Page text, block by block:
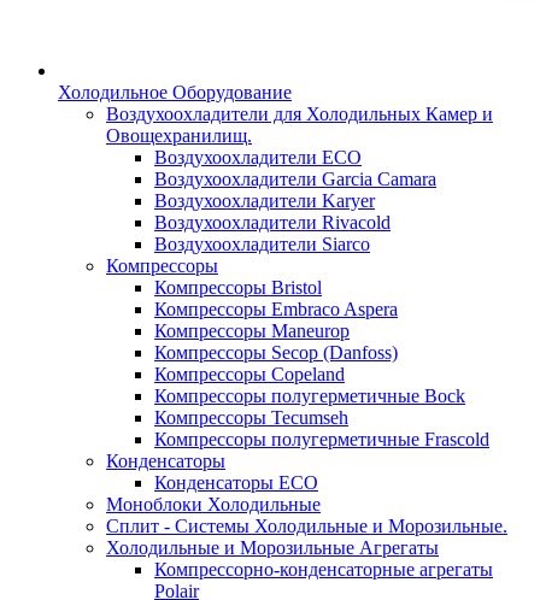
Холодильное Оборудование
Воздухоохладители для Холодильных Камер и
Овощехранилищ.
Воздухоохладители ECO
Воздухоохладители Garcia Camara
Воздухоохладители Karyer
Воздухоохладители Rivacold
Воздухоохладители Siarco
Компрессоры
Компрессоры Bristol
Компрессоры Embraco Aspera
Компрессоры Maneurop
Компрессоры Secop (Danfoss)
Компрессоры Copeland
Компрессоры полугерметичные Bock
Компрессоры Tecumseh
Компрессоры полугерметичные Frascold
Конденсаторы
Конденсаторы ECO
Моноблоки Холодильные
Сплит - Системы Холодильные и Морозильные.
Холодильные и Морозильные Агрегаты
Компрессорно-конденсаторные агрегаты
Polair